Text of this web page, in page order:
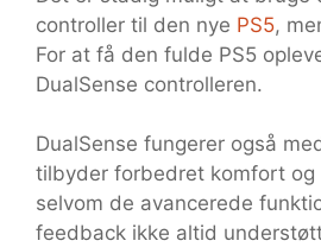
controller til den nye PS5,
For at få den fulde PS5
DualSense controlleren.
DualSense fungerer også
tilbyder forbedret komfort
selvom de avancerede
feedback ikke altid